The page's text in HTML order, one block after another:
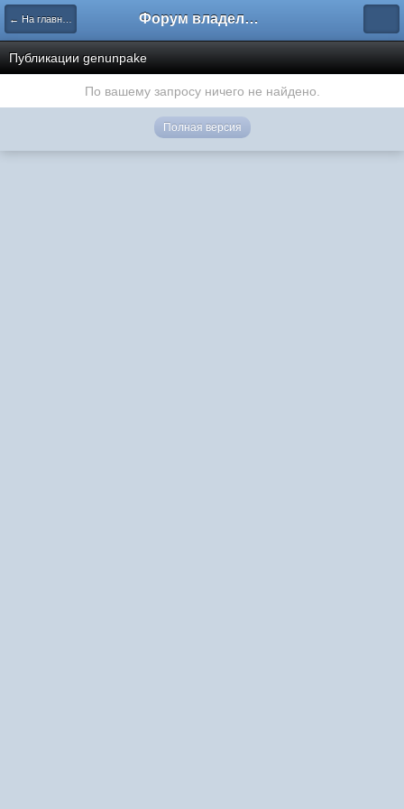
← На главную Форум владельцев интернет-магазинов
Публикации genunpake
По вашему запросу ничего не найдено.
Полная версия